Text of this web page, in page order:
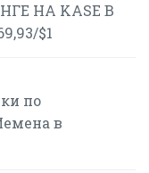
НА KASE В
$1
по
в